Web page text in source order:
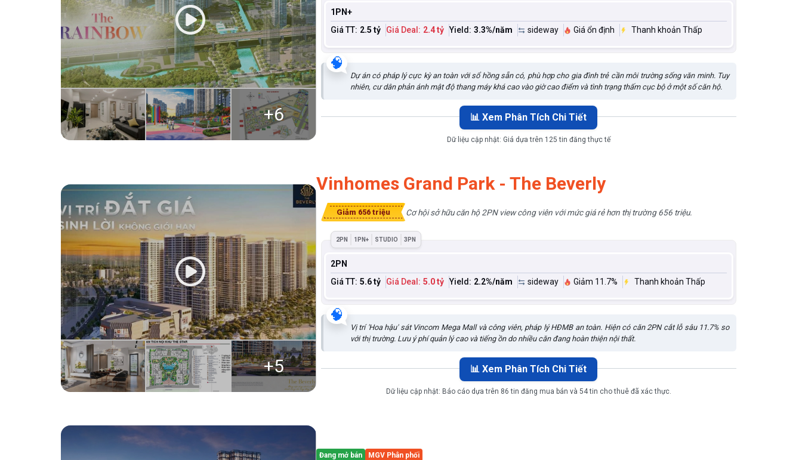
+6
1PN+
Giá TT: 2.5 tỷ Giá Deal: 2.4 tỷ Yield: 3.3%/năm sideway Giá ổn định Thanh khoản Thấp
🧠
Dự án có pháp lý cực kỳ an toàn với sổ hồng sẵn có, phù hợp cho gia đình trẻ cần môi trường sống văn minh. Tuy
nhiên, cư dân phản ánh mật độ thang máy khá cao vào giờ cao điểm và tình trạng thấm cục bộ ở một số căn hộ.
📊 Xem Phân Tích Chi Tiết
Dữ liệu cập nhật: Giá dựa trên 125 tin đăng thực tế
+5
Vinhomes Grand Park - The Beverly
Giảm 656 triệu Cơ hội sở hữu căn hộ 2PN view công viên với mức giá rẻ hơn thị trường 656 triệu.
2PN 1PN+ STUDIO 3PN
2PN
Giá TT: 5.6 tỷ Giá Deal: 5.0 tỷ Yield: 2.2%/năm sideway Giảm 11.7% Thanh khoản Thấp
🧠
Vị trí 'Hoa hậu' sát Vincom Mega Mall và công viên, pháp lý HĐMB an toàn. Hiện có căn 2PN cắt lỗ sâu 11.7% so
với thị trường. Lưu ý phí quản lý cao và tiếng ồn do nhiều căn đang hoàn thiện nội thất.
📊 Xem Phân Tích Chi Tiết
Dữ liệu cập nhật: Báo cáo dựa trên 86 tin đăng mua bán và 54 tin cho thuê đã xác thực.
Đang mở bán MGV Phân phối